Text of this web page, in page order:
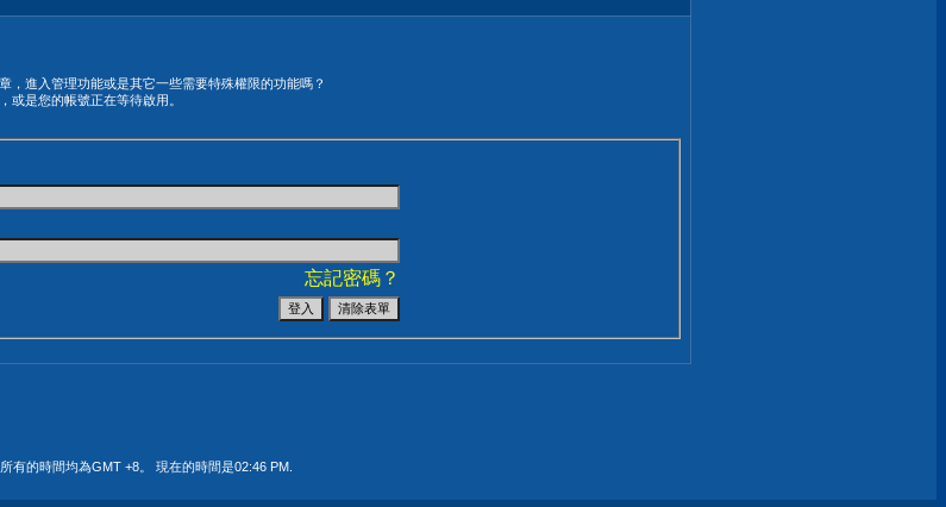
，進入管理功能或是其它一些需要特殊權限的功能嗎？
或是您的帳號正在等待啟用。
忘記密碼？
所有的時間均為GMT +8。 現在的時間是02:46 PM